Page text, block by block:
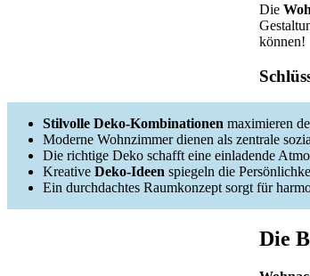
Die
können!
Stilvolle Deko-Kombinationen maximieren
Moderne Wohnzimmer dienen als zentrale
Die richtige Deko schafft eine einladende
Kreative Deko-Ideen spiegeln die
Ein durchdachtes Raumkonzept sorgt für
Die